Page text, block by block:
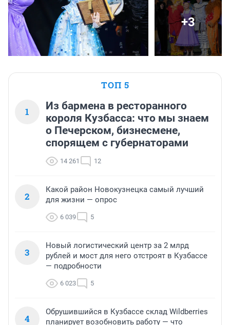
+3
ТОП 5
1
Из бармена в ресторанного
короля Кузбасса: что мы знаем
о Печерском, бизнесмене,
спорящем с губернаторами
14 261 12
2
Какой район Новокузнецка самый лучший
для жизни — опрос
6 039 5
3
Новый логистический центр за 2 млрд
рублей и мост для него отстроят в Кузбассе
— подробности
6 023 5
4
Обрушившийся в Кузбассе склад Wildberries
планирует возобновить работу — что